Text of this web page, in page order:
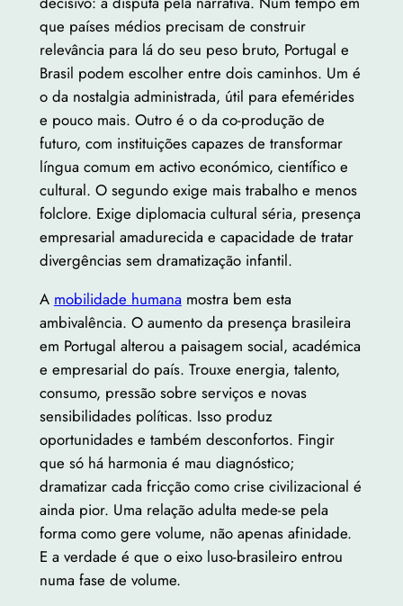
que países médios precisam de construir
relevância para lá do seu peso bruto, Portugal e
Brasil podem escolher entre dois caminhos. Um é
o da nostalgia administrada, útil para efemérides
e pouco mais. Outro é o da co-produção de
futuro, com instituições capazes de transformar
língua comum em activo económico, científico e
cultural. O segundo exige mais trabalho e menos
folclore. Exige diplomacia cultural séria, presença
empresarial amadurecida e capacidade de tratar
divergências sem dramatização infantil.
A mobilidade humana mostra bem esta
ambivalência. O aumento da presença brasileira
em Portugal alterou a paisagem social, académica
e empresarial do país. Trouxe energia, talento,
consumo, pressão sobre serviços e novas
sensibilidades políticas. Isso produz
oportunidades e também desconfortos. Fingir
que só há harmonia é mau diagnóstico;
dramatizar cada fricção como crise civilizacional é
ainda pior. Uma relação adulta mede-se pela
forma como gere volume, não apenas afinidade.
E a verdade é que o eixo luso-brasileiro entrou
numa fase de volume.